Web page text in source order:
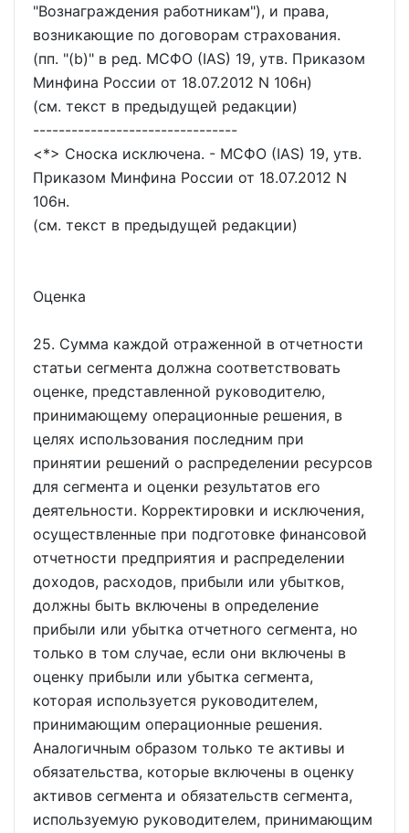
"Вознаграждения работникам"), и права,
возникающие по договорам страхования.
(пп. "(b)" в ред. МСФО (IAS) 19, утв. Приказом
Минфина России от 18.07.2012 N 106н)
(см. текст в предыдущей редакции)
--------------------------------
<*> Сноска исключена. - МСФО (IAS) 19, утв.
Приказом Минфина России от 18.07.2012 N
106н.
(см. текст в предыдущей редакции)
Оценка
25. Сумма каждой отраженной в отчетности
статьи сегмента должна соответствовать
оценке, представленной руководителю,
принимающему операционные решения, в
целях использования последним при
принятии решений о распределении ресурсов
для сегмента и оценки результатов его
деятельности. Корректировки и исключения,
осуществленные при подготовке финансовой
отчетности предприятия и распределении
доходов, расходов, прибыли или убытков,
должны быть включены в определение
прибыли или убытка отчетного сегмента, но
только в том случае, если они включены в
оценку прибыли или убытка сегмента,
которая используется руководителем,
принимающим операционные решения.
Аналогичным образом только те активы и
обязательства, которые включены в оценку
активов сегмента и обязательств сегмента,
используемую руководителем, принимающим